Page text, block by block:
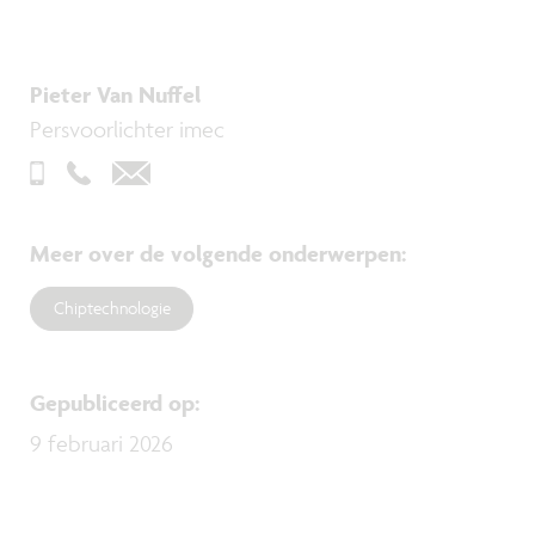
Pieter Van Nuffel
Persvoorlichter imec
Meer over de volgende onderwerpen:
Chiptechnologie
Gepubliceerd op:
9 februari 2026